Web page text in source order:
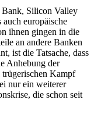
Bank, Silicon Valley
europäische
ihnen gingen in die
an andere Banken
ist die Tatsache, dass
Anhebung der
Kampf
nur ein weiterer
die schon seit